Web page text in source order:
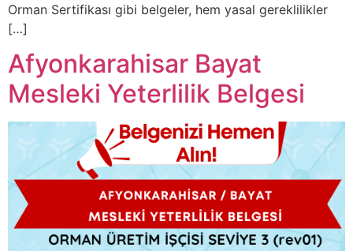
Orman Sertifikası gibi belgeler, hem yasal gereklilikler
[…]
Afyonkarahisar Bayat
Mesleki Yeterlilik Belgesi